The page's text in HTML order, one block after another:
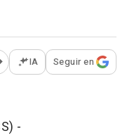
opciones para
IA Seguir en
-